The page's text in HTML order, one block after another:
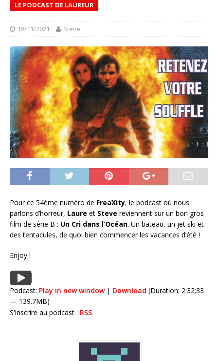
LE PODCAST DE LAUREUR
18/11/2021 Steve
Pour ce 54ème numéro de FreaXity, le podcast où nous
parlons d’horreur, Laure et Steve reviennent sur un bon gros
film de série B : Un Cri dans l’Océan. Un bateau, un jet ski et
des tentacules, de quoi bien commencer les vacances d’été !
Enjoy !
Podcast: Play in new window| Download (Duration: 2:32:33
— 139.7MB)
S'inscrire au podcast : RSS